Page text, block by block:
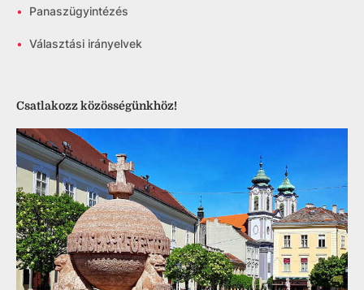
• Panaszügyintézés
• Választási irányelvek
Csatlakozz közösségünkhöz!